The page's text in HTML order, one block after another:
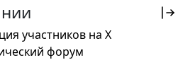
участников на X
форум